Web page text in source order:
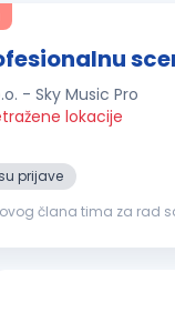
- Sky Music Pro
lokacije
prijave
novog člana tima za